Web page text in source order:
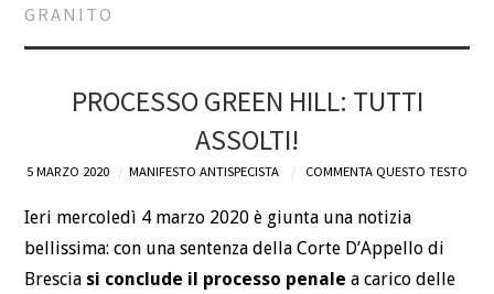
ACQUISTALO
CHI
GRANITO
PROCESSO GREEN HILL: TUTTI
ASSOLTI!
5 MARZO 2020 MANIFESTO ANTISPECISTA COMMENTA QUESTO TESTO
Ieri mercoledì 4 marzo 2020 è giunta una notizia
bellissima: con una sentenza della Corte D’Appello di
Brescia si conclude il processo penale a carico delle